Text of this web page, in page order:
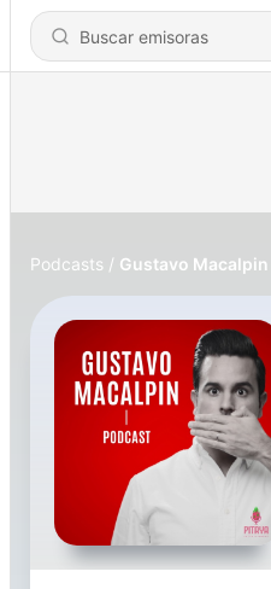
Podcasts Gustavo Macalpin